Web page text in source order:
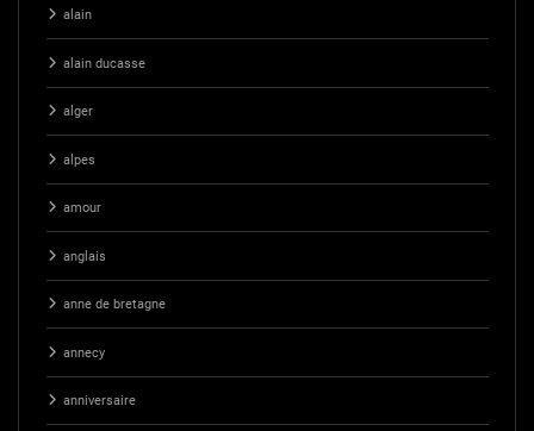
alain
alain ducasse
alger
alpes
amour
anglais
anne de bretagne
annecy
anniversaire